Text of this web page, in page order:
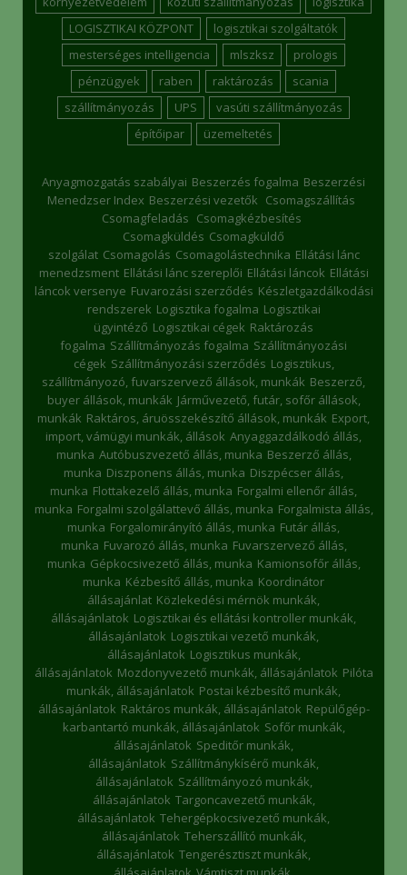
LOGISZTIKAI KÖZPONT
logisztikai szolgáltatók
mesterséges intelligencia
mlszksz
prologis
pénzügyek
raben raktározás
scania
szállítmányozás
UPS
vasúti szállítmányozás
építőipar
üzemeltetés
Anyagmozgatás szabályai Beszerzés fogalma Beszerzési
Menedzser Index Beszerzési vezetők Csomagszállítás
Csomagfeladás Csomagkézbesítés
Csomagküldés Csomagküldő
szolgálat Csomagolás Csomagolástechnika Ellátási lánc
menedzsment Ellátási lánc szereplői Ellátási láncok Ellátási
láncok versenye Fuvarozási szerződés Készletgazdálkodási
rendszerek Logisztika fogalma Logisztikai
ügyintéző Logisztikai cégek Raktározás
fogalma Szállítmányozás fogalma Szállítmányozási
cégek Szállítmányozási szerződés Logisztikus,
szállítmányozó, fuvarszervező állások, munkák Beszerző,
buyer állások, munkák Járművezető, futár, sofőr állások,
munkák Raktáros, áruösszekészítő állások, munkák Export,
import, vámügyi munkák, állások Anyaggazdálkodó állás,
munka Autóbuszvezető állás, munka Beszerző állás,
munka Diszponens állás, munka Diszpécser állás,
munka Flottakezelő állás, munka Forgalmi ellenőr állás,
munka Forgalmi szolgálattevő állás, munka Forgalmista állás,
munka Forgalomirányító állás, munka Futár állás,
munka Fuvarozó állás, munka Fuvarszervező állás,
munka Gépkocsivezető állás, munka Kamionsofőr állás,
munka Kézbesítő állás, munka Koordinátor
állásajánlat Közlekedési mérnök munkák,
állásajánlatok Logisztikai és ellátási kontroller munkák,
állásajánlatok Logisztikai vezető munkák,
állásajánlatok Logisztikus munkák,
állásajánlatok Mozdonyvezető munkák, állásajánlatok Pilóta
munkák, állásajánlatok Postai kézbesítő munkák,
állásajánlatok Raktáros munkák, állásajánlatok Repülőgép-
karbantartó munkák, állásajánlatok Sofőr munkák,
állásajánlatok Speditőr munkák,
állásajánlatok Szállítmánykísérő munkák,
állásajánlatok Szállítmányozó munkák,
állásajánlatok Targoncavezető munkák,
állásajánlatok Tehergépkocsivezető munkák,
állásajánlatok Teherszállító munkák,
állásajánlatok Tengerésztiszt munkák,